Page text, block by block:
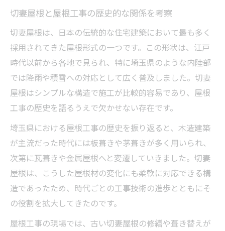
切妻屋根と屋根工事の歴史的な関係を考察
切妻屋根は、日本の伝統的な住宅建築において最も多く
採用されてきた屋根形式の一つです。この形状は、江戸
時代以前から各地で見られ、特に埼玉県のような内陸部
では降雨や積雪への対応として広く普及しました。切妻
屋根はシンプルな構造で施工が比較的容易であり、屋根
工事の歴史を語るうえで欠かせない存在です。
埼玉県における屋根工事の歴史を振り返ると、木造建築
が主流だった時代には板葺きや茅葺きが多く用いられ、
次第に瓦葺きや金属屋根へと変遷していきました。切妻
屋根は、こうした屋根材の変化にも柔軟に対応できる構
造であったため、時代ごとの工事技術の進歩とともにそ
の役割を拡大してきたのです。
屋根工事の現場では、古い切妻屋根の修繕や葺き替えが